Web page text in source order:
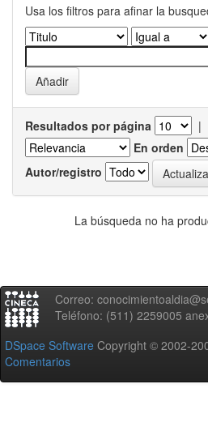
Usa los filtros para afinar la
Resultados por página |
En orden
Autor/registro
La búsqueda no ha
Correo:
Teléfono: (511) 2259005
DSpace Software Copyright © 2002-
Comentarios